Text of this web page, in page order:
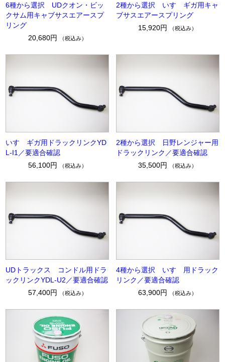
6種から選択 UDクオン・ビッ
クサム用キャブサスエアースプ
リング
20,680円
（税込み）
2種から選択 いすゞギガ用キャ
ブサスエアースプリング
15,920円
（税込み）
いすゞギガ用ドラックリンクYD
L-I1／要適合確認
56,100円
（税込み）
2種から選択 日野レンジャー用
ドラックリンク／要適合確認
35,500円
（税込み）
UDトラックス コンドル用ドラ
ックリンクYDL-U2／要適合確認
57,400円
（税込み）
4種から選択 いすゞ用ドラック
リンク／要適合確認
63,900円
（税込み）